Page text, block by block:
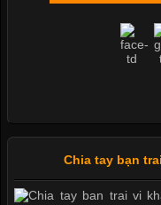
Chia tay bạn